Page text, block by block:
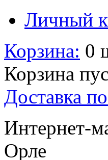
Личный
Корзина: 0
Корзина
Доставка
Интернет-
Орле